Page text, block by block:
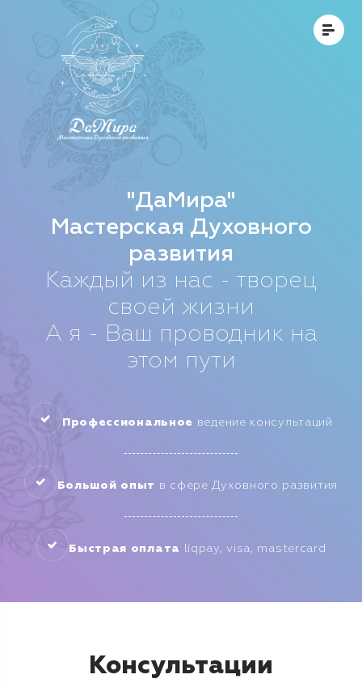
Профессиональное ведение консультаций
Большой опыт в сфере Духовного развития
Быстрая оплата liqpay, visa, mastercard
"ДаМира"
Мастерская Духовного
развития
Каждый из нас - творец
своей жизни
А я - Ваш проводник на
этом пути
Консультации